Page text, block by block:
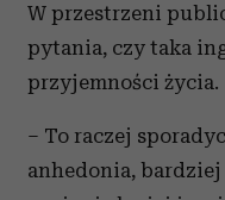
W przestrzeni
pytania, czy taka
przyjemności życia.
– To raczej
anhedonia,